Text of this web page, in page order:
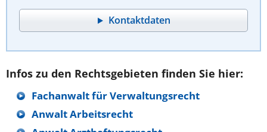
Kontaktdaten
Infos zu den Rechtsgebieten finden Sie hier:
Fachanwalt für Verwaltungsrecht
Anwalt Arbeitsrecht